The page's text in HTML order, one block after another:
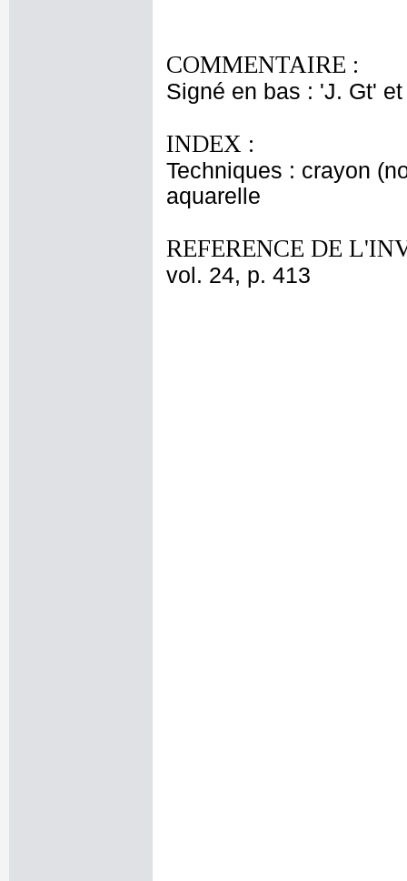
COMMENTAIRE :
Signé en bas : 'J. Gt'
INDEX :
Techniques : crayon
aquarelle
REFERENCE DE
vol. 24, p. 413